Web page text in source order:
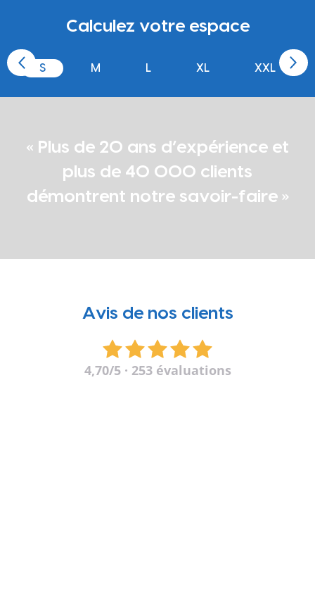
Calculez votre espace
S M L XL XXL
« Plus de 20 ans d’expérience et
plus de 40 000 clients
démontrent notre savoir-faire »
Avis de nos clients
4,70/5 · 253 évaluations